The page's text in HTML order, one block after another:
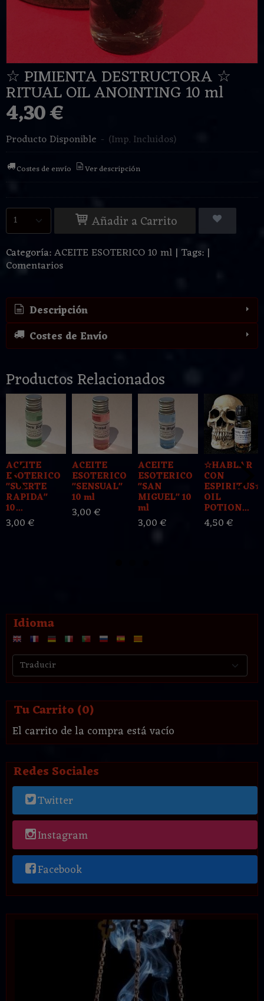
Idioma
Tu Carrito (0)
El carrito de la compra está vacío
Redes Sociales
Twitter
Instagram
Facebook
☆ PIMIENTA DESTRUCTORA ☆
RITUAL OIL ANOINTING 10 ml
4,30 €
Producto Disponible - (Imp. Incluidos)
Costes de envío Ver descripción
Añadir a Carrito
Categoría:ACEITE ESOTERICO 10 ml | Tags: |
Comentarios
Descripción
Costes de Envío
Productos Relacionados
ACEITE
ESOTERICO
"SUERTE
RAPIDA"
10...
3,00 €
ACEITE
ESOTERICO
"SENSUAL"
10 ml
3,00 €
ACEITE
ESOTERICO
"SAN
MIGUEL" 10
ml
3,00 €
☆HABLAR
CON
ESPIRITUS☆
OIL
POTION...
4,50 €